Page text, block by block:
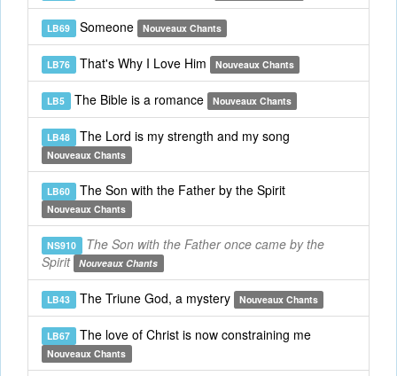
LB69 Someone Nouveaux Chants
LB76 That's Why I Love Him Nouveaux Chants
LB5 The Bible is a romance Nouveaux Chants
LB48 The Lord is my strength and my song
Nouveaux Chants
LB60 The Son with the Father by the Spirit
Nouveaux Chants
NS910
The Son with the Father once came by the
Spirit
Nouveaux Chants
LB43 The Triune God, a mystery Nouveaux Chants
LB67 The love of Christ is now constraining me
Nouveaux Chants